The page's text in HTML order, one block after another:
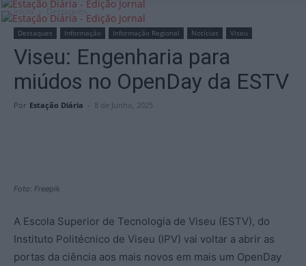
Início Destaques
Destaques Informação Informação Regional Notícias Viseu
Viseu: Engenharia para
miúdos no OpenDay da ESTV
Por Estação Diária - 8 de Junho, 2025
Foto: Freepik
A Escola Superior de Tecnologia de Viseu (ESTV), do
Instituto Politécnico de Viseu (IPV) vai voltar a abrir as
portas da ciência aos mais novos em mais um OpenDay